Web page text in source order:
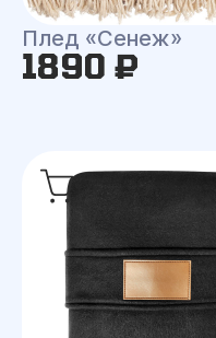
Плед «Сенеж»
1890 ₽